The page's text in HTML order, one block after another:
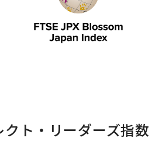
ト・リーダーズ指数